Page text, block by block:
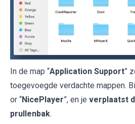
In de map “Application Support”
toegevoegde verdachte mappen.
or “NicePlayer”, en je verplaatst
prullenbak.